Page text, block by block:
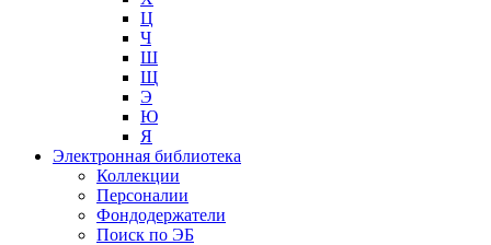
Ц
Ч
Ш
Щ
Э
Ю
Я
Электронная библиотека
Коллекции
Персоналии
Фондодержатели
Поиск по ЭБ